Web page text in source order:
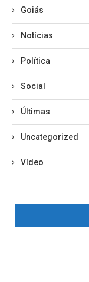
Goiás
Notícias
Política
Social
Últimas
Uncategorized
Vídeo